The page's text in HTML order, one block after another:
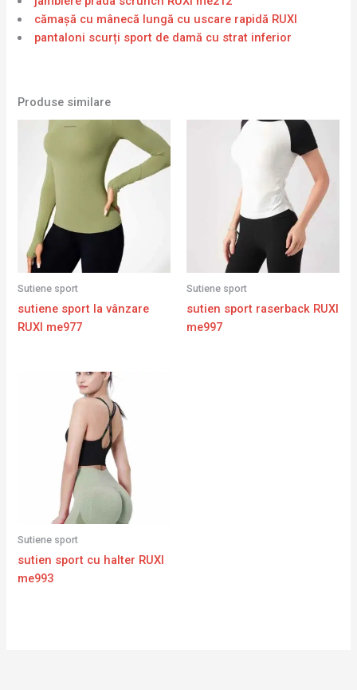
cămașă cu mânecă lungă cu uscare rapidă RUXI
pantaloni scurți sport de damă cu strat inferior
Produse similare
Sutiene sport
sutiene sport la vânzare
RUXI me977
Sutiene sport
sutien sport raserback RUXI
me997
Sutiene sport
sutien sport cu halter RUXI
me993